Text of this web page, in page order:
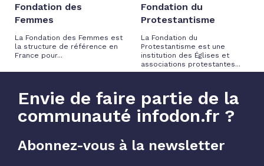
Fondation des
Femmes
La Fondation des Femmes est
la structure de référence en
France pour...
Fondation du
Protestantisme
La Fondation du
Protestantisme est une
institution des Églises et
associations protestantes...
Envie de faire partie de la
communauté infodon.fr ?
Abonnez-vous à la newsletter